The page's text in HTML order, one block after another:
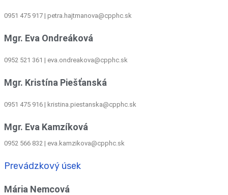
0951 475 917 | petra.hajtmanova@cpphc.sk
Mgr. Eva Ondreáková
0952 521 361 | eva.ondreakova@cpphc.sk
Mgr. Kristína Piešťanská
0951 475 916 | kristina.piestanska@cpphc.sk
Mgr. Eva Kamzíková
0952 566 832 | eva.kamzikova@cpphc.sk
Prevádzkový úsek
Mária Nemcová